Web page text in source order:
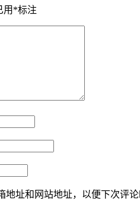
用 *标注
址和网站地址，以便下次评论